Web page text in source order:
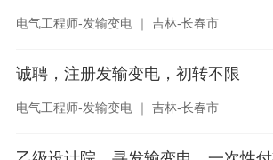
电气工程师-发输变电 ｜ 吉林-长春市
诚聘，注册发输变电，初转不限
电气工程师-发输变电 ｜ 吉林-长春市